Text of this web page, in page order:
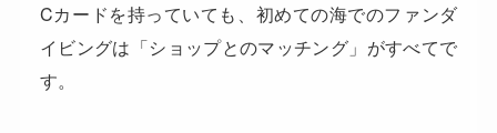
Cカードを持っていても、初めての海でのファンダ
イビングは「ショップとのマッチング」がすべてで
す。